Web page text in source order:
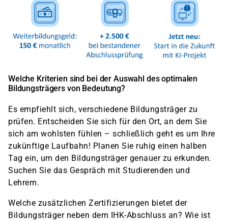
Welche Kriterien sind bei der Auswahl des optimalen
Bildungsträgers von Bedeutung?
Es empfiehlt sich, verschiedene Bildungsträger zu
prüfen. Entscheiden Sie sich für den Ort, an dem Sie
sich am wohlsten fühlen – schließlich geht es um Ihre
zukünftige Laufbahn! Planen Sie ruhig einen halben
Tag ein, um den Bildungsträger genauer zu erkunden.
Suchen Sie das Gespräch mit Studierenden und
Lehrern.
Welche zusätzlichen Zertifizierungen bietet der
Bildungsträger neben dem IHK-Abschluss an? Wie ist